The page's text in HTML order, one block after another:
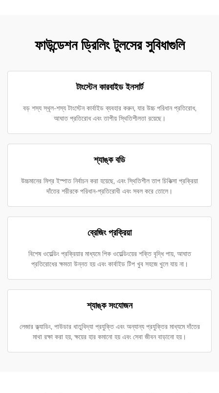
ফাউন্ডেশন ড্রিলিং টুলসের সুবিধাগুলি
টাংস্টেন কারবাইড ইনসার্ট
বড় শস্য স্থূল-শস্য টাংস্টেন কার্বাইড ব্যবহার করুন, যার উচ্চ পরিধান প্রতিরোধ,
আঘাত প্রতিরোধ এবং তাপীয় স্থিতিশীলতা রয়েছে।
শ্যাঙ্ক বডি
উচ্চমানের মিশ্র ইস্পাত নির্বাচন করা হয়েছে, এবং স্থিতিশীল তাপ চিকিত্সা প্রক্রিয়া
দাঁতের শরীরকে পরিধান-প্রতিরোধী এবং সবল করে তোলে।
ব্রেজিং প্রক্রিয়া
বিশেষ ওয়েল্ডিং প্রক্রিয়ার মাধ্যমে পিক ওয়েল্ডিংয়ের শক্তি বৃদ্ধি পায়, আঘাত
প্রতিরোধের ক্ষমতা উন্নত হয় এবং কার্বাইড টিপ খুব সহজে খুলে যায় না।
শ্যাঙ্ক সংযোজন
লেজার ক্ল্যাডিং, পাউডার ধাতুবিদ্যা প্রযুক্তি এবং অন্যান্য প্রযুক্তির মাধ্যমে দাঁতের
মাথা রক্ষা করা হয়, ক্ষয়ের হার কমানো হয় এবং সেবা জীবন বাড়ানো হয়।